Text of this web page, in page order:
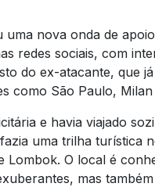
uma nova onda de
redes sociais, com
do ex-atacante, que
como São Paulo, Milan
e havia viajado
uma trilha turística
Lombok. O local é
mas